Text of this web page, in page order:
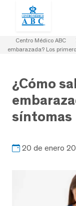
Centro Médico ABC
embarazada? Los
¿Cómo
síntomas
20 de enero